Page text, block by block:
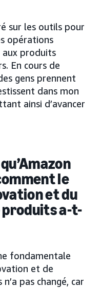
sur les outils pour
opérations
aux produits
En cours de
gens prennent
dans mon
ainsi d’avancer
le
et du
produits a-t-
fondamentale
et de
pas changé, car